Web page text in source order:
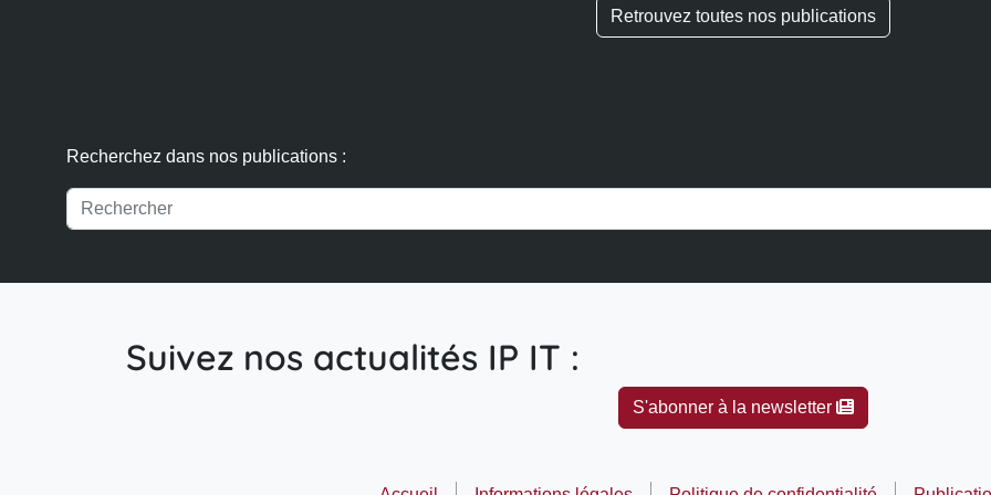
Retrouvez toutes nos publications
Recherchez dans nos publications :
Suivez nos actualités IP IT :
S'abonner à la newsletter